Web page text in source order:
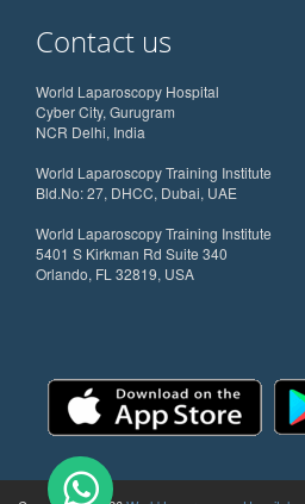
Contact us
World Laparoscopy Hospital
Cyber City, Gurugram
NCR Delhi, India
World Laparoscopy Training Institute
Bld.No: 27, DHCC, Dubai, UAE
World Laparoscopy Training Institute
5401 S Kirkman Rd Suite 340
Orlando, FL 32819, USA